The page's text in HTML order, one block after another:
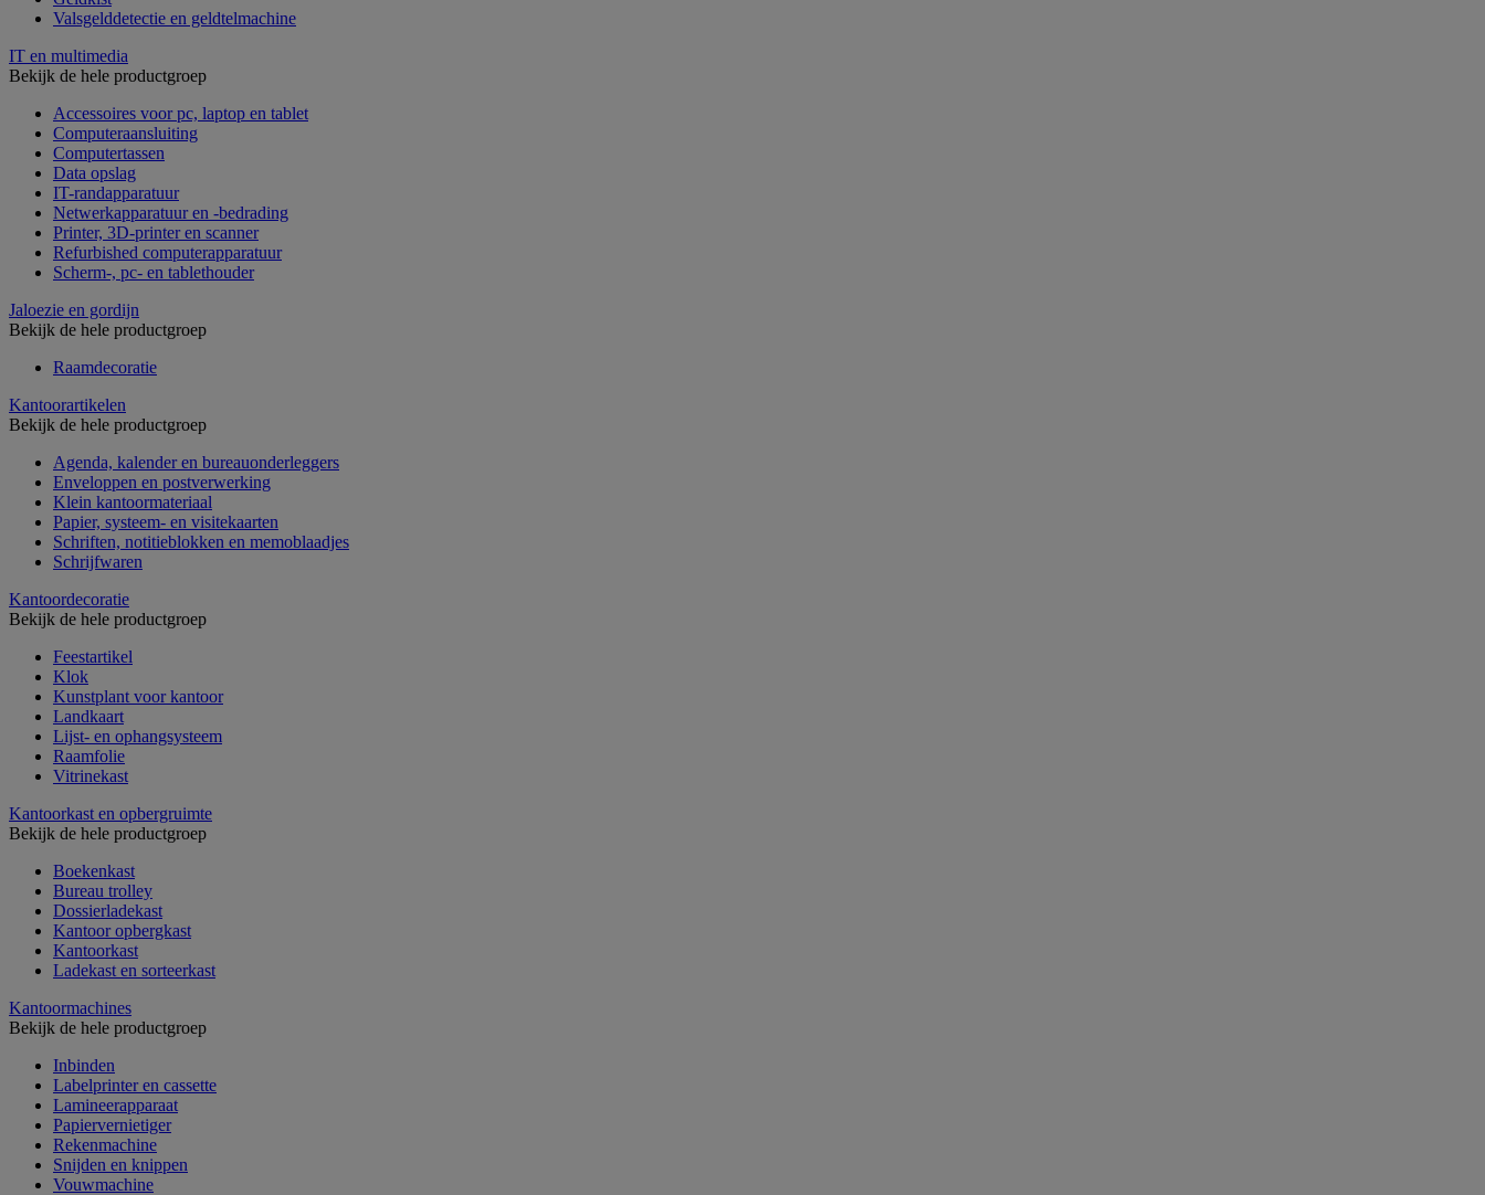
Valsgelddetectie en geldtelmachine
IT en multimedia
Bekijk de hele productgroep
Accessoires voor pc, laptop en tablet
Computeraansluiting
Computertassen
Data opslag
IT-randapparatuur
Netwerkapparatuur en -bedrading
Printer, 3D-printer en scanner
Refurbished computerapparatuur
Scherm-, pc- en tablethouder
Jaloezie en gordijn
Bekijk de hele productgroep
Raamdecoratie
Kantoorartikelen
Bekijk de hele productgroep
Agenda, kalender en bureauonderleggers
Enveloppen en postverwerking
Klein kantoormateriaal
Papier, systeem- en visitekaarten
Schriften, notitieblokken en memoblaadjes
Schrijfwaren
Kantoordecoratie
Bekijk de hele productgroep
Feestartikel
Klok
Kunstplant voor kantoor
Landkaart
Lijst- en ophangsysteem
Raamfolie
Vitrinekast
Kantoorkast en opbergruimte
Bekijk de hele productgroep
Boekenkast
Bureau trolley
Dossierladekast
Kantoor opbergkast
Kantoorkast
Ladekast en sorteerkast
Kantoormachines
Bekijk de hele productgroep
Inbinden
Labelprinter en cassette
Lamineerapparaat
Papiervernietiger
Rekenmachine
Snijden en knippen
Vouwmachine